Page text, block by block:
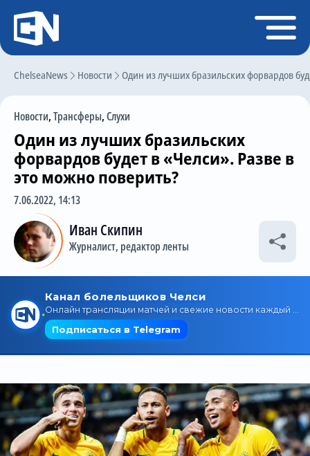
ChelseaNews Новости Один из лучших бразильских форвардов
Новости,Трансферы,Слухи
Один из лучших бразильских
форвардов будет в «Челси». Разве в
это можно поверить?
7.06.2022, 14:13
Иван Скипин
Журналист, редактор ленты
Регистрация
Главная
Чат
Трансферы
Слухи
История Челси
Статистика
Календарь игр
Поиск по сайту
Трансляции
О сайте
Контакты